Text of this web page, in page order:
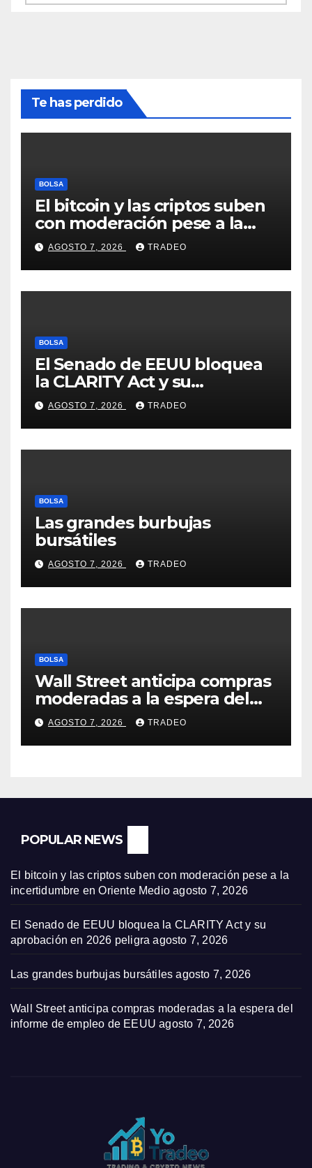
Te has perdido
BOLSA
El bitcoin y las criptos suben
con moderación pese a la
incertidumbre en Oriente
Medio
AGOSTO 7, 2026 TRADEO
BOLSA
El Senado de EEUU bloquea
la CLARITY Act y su
aprobación en 2026 peligra
AGOSTO 7, 2026 TRADEO
BOLSA
Las grandes burbujas
bursátiles
AGOSTO 7, 2026 TRADEO
BOLSA
Wall Street anticipa compras
moderadas a la espera del
informe de empleo de EEUU
AGOSTO 7, 2026 TRADEO
POPULAR NEWS
El bitcoin y las criptos suben con moderación pese a la
incertidumbre en Oriente Medio agosto 7, 2026
El Senado de EEUU bloquea la CLARITY Act y su
aprobación en 2026 peligra agosto 7, 2026
Las grandes burbujas bursátiles agosto 7, 2026
Wall Street anticipa compras moderadas a la espera del
informe de empleo de EEUU agosto 7, 2026